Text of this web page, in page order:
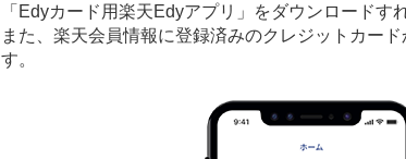
「Edyカード用楽天Edyアプリ」をダウンロード
また、楽天会員情報に登録済みのクレジットカー
す。